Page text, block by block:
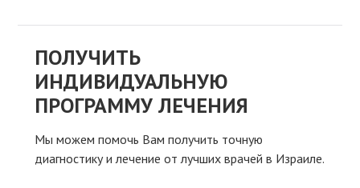
ПОЛУЧИТЬ
ИНДИВИДУАЛЬНУЮ
ПРОГРАММУ ЛЕЧЕНИЯ
Мы можем помочь Вам получить точную
диагностику и лечение от лучших врачей в Израиле.